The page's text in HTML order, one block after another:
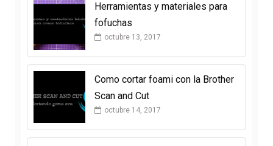
Herramientas y materiales para
fofuchas
octubre 13, 2017
Como cortar foami con la Brother
Scan and Cut
octubre 14, 2017